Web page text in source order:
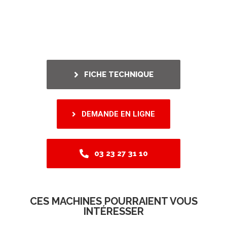
FICHE TECHNIQUE
DEMANDE EN LIGNE
03 23 27 31 10
CES MACHINES POURRAIENT VOUS
INTÉRESSER